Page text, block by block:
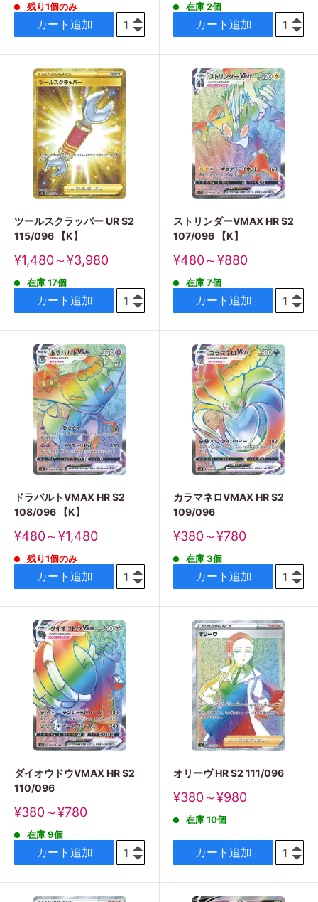
価残り1個のみ
カート追加
価在庫 2個
カート追加
ツールスクラッパー UR S2
115/096 【K】
販
価
¥1,480～¥3,980
在庫 17個
カート追加
ストリンダーVMAX HR S2
107/096 【K】
販
価
¥480～¥880
在庫 7個
カート追加
ドラパルトVMAX HR S2
108/096 【K】
販
価
¥480～¥1,480
残り1個のみ
カート追加
カラマネロVMAX HR S2
109/096
販
価
¥380～¥780
在庫 3個
カート追加
ダイオウドウVMAX HR S2
110/096
販
価
¥380～¥780
在庫 9個
カート追加
オリーヴ HR S2 111/096
販
価
¥380～¥980
在庫 10個
カート追加